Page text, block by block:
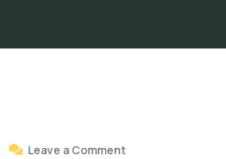
Leave a Comment